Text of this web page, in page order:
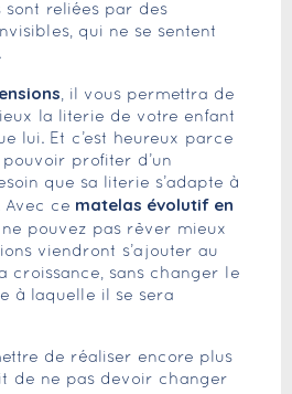
sont reliées par des
qui ne se sentent
, il vous permettra de
la literie de votre enfant
lui. Et c’est heureux parce
pouvoir profiter d’un
que sa literie s’adapte à
Avec ce matelas évolutif en
ne pouvez pas rêver mieux
viendront s’ajouter au
croissance, sans changer le
à laquelle il se sera
de réaliser encore plus
de ne pas devoir changer